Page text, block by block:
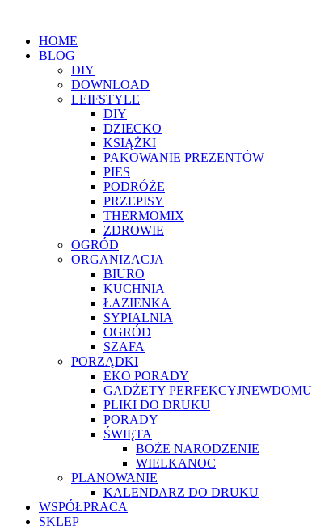
HOME
BLOG
DIY
DOWNLOAD
LEIFSTYLE
DIY
DZIECKO
KSIĄŻKI
PAKOWANIE PREZENTÓW
PIES
PODRÓŻE
PRZEPISY
THERMOMIX
ZDROWIE
OGRÓD
ORGANIZACJA
BIURO
KUCHNIA
ŁAZIENKA
SYPIALNIA
OGRÓD
SZAFA
PORZĄDKI
EKO PORADY
GADŻETY PERFEKCYJNEWDOMU
PLIKI DO DRUKU
PORADY
ŚWIĘTA
BOŻE NARODZENIE
WIELKANOC
PLANOWANIE
KALENDARZ DO DRUKU
WSPÓŁPRACA
SKLEP